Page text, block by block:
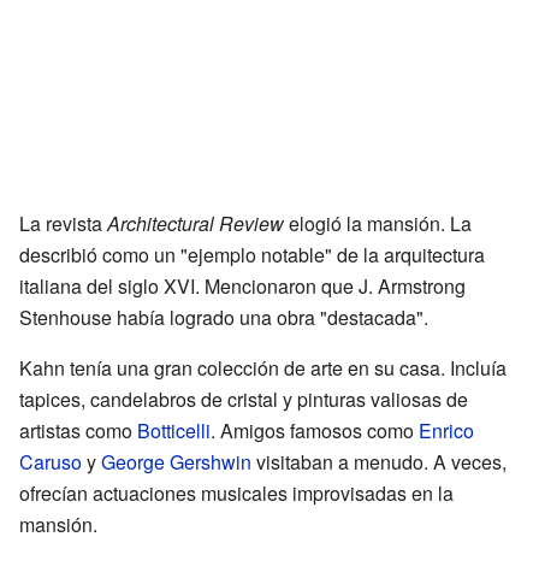
La revistaArchitectural Reviewelogió la mansión. La
describió como un "ejemplo notable" de la arquitectura
italiana del siglo XVI. Mencionaron que J. Armstrong
Stenhouse había logrado una obra "destacada".
Kahn tenía una gran colección de arte en su casa. Incluía
tapices, candelabros de cristal y pinturas valiosas de
artistas como Botticelli. Amigos famosos como Enrico
CarusoyGeorge Gershwin visitaban a menudo. A veces,
ofrecían actuaciones musicales improvisadas en la
mansión.